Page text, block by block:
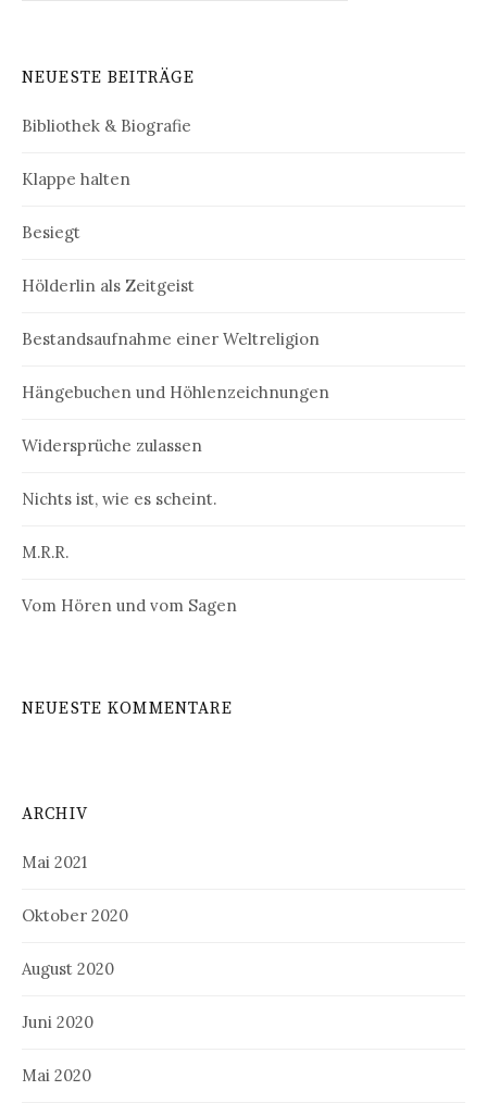
NEUESTE BEITRÄGE
Bibliothek & Biografie
Klappe halten
Besiegt
Hölderlin als Zeitgeist
Bestandsaufnahme einer Weltreligion
Hängebuchen und Höhlenzeichnungen
Widersprüche zulassen
Nichts ist, wie es scheint.
M.R.R.
Vom Hören und vom Sagen
NEUESTE KOMMENTARE
ARCHIV
Mai 2021
Oktober 2020
August 2020
Juni 2020
Mai 2020